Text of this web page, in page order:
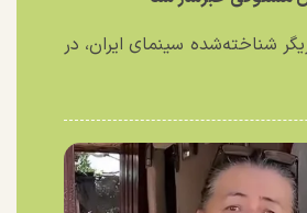
شناخته‌شده سینمای ایران، در